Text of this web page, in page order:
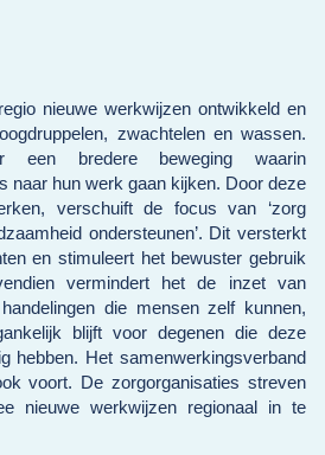
nieuwe werkwijzen ontwikkeld en
zwachtelen en wassen.
een bredere beweging waarin
naar hun werk gaan kijken. Door deze
verschuift de focus van ‘zorg
ondersteunen’. Dit versterkt
en stimuleert het bewuster gebruik
vermindert het de inzet van
die mensen zelf kunnen,
blijft voor degenen die deze
hebben. Het samenwerkingsverband
voort. De zorgorganisaties streven
nieuwe werkwijzen regionaal in te